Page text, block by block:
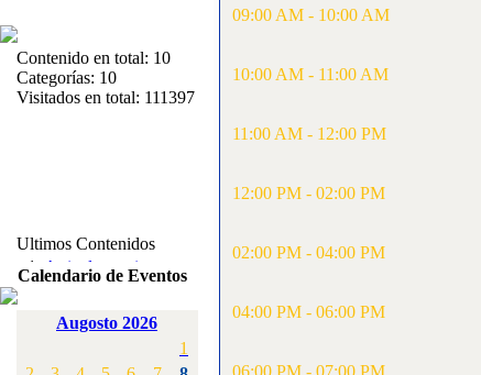
Contenido en total: 10
Categorías: 10
Visitados en total: 111397
Ultimos Contenidos
1:
Articulos varios
[Visitas: 5714]
Campeonato de
[Visitas: 4136]
Calendario de Eventos
Augosto 2026
1
09:00 AM - 10:00 AM
10:00 AM - 11:00 AM
11:00 AM - 12:00 PM
12:00 PM - 02:00 PM
02:00 PM - 04:00 PM
04:00 PM - 06:00 PM
06:00 PM - 07:00 PM